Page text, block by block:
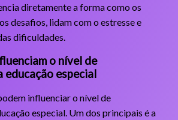
diretamente a forma como os
desafios, lidam com o estresse e
dificuldades.
o nível de
educação especial
influenciar o nível de
especial. Um dos principais é a